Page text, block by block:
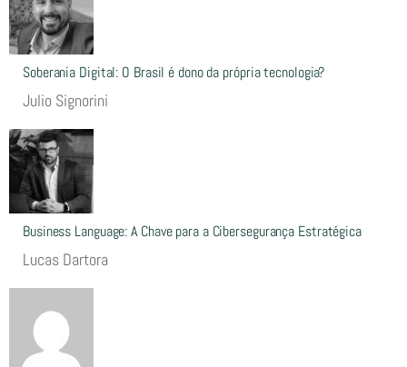
Soberania Digital: O Brasil é dono da própria tecnologia?
Julio Signorini
Business Language: A Chave para a Cibersegurança Estratégica
Lucas Dartora